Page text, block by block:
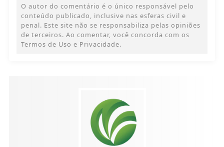
O autor do comentário é o único responsável pelo
conteúdo publicado, inclusive nas esferas civil e
penal. Este site não se responsabiliza pelas opiniões
de terceiros. Ao comentar, você concorda com os
Termos de Uso e Privacidade.